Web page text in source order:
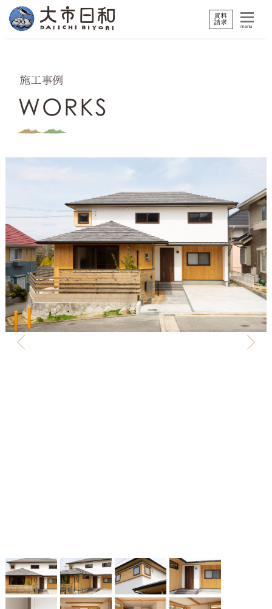
資料
請求
menu